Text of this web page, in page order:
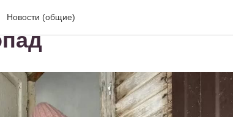
Новости (общие)волонтёры тоже